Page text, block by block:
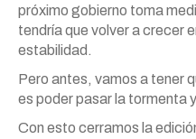
próximo gobierno toma
tendría que volver a crecer
estabilidad.
Pero antes, vamos a tener
es poder pasar la tormenta
Con esto cerramos la